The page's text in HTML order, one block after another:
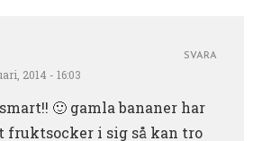
2014 - 16:03
🙂 gamla bananer har
fruktsocker i sig så kan tro
SVARA